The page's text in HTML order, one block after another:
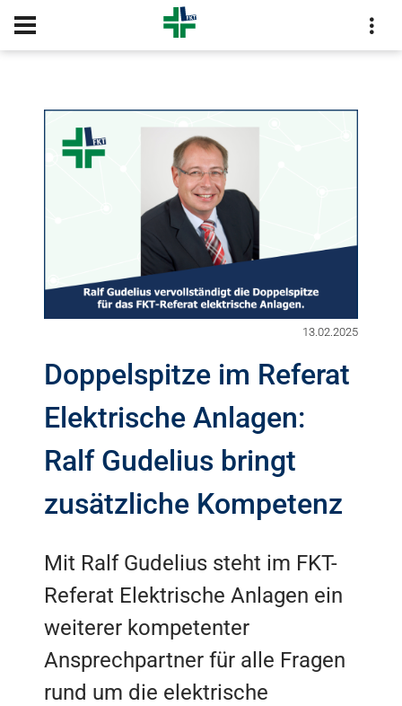
KONTAKT
13.02.2025
Doppelspitze im Referat
Elektrische Anlagen:
Ralf Gudelius bringt
zusätzliche Kompetenz
Mit Ralf Gudelius steht im FKT-
Referat Elektrische Anlagen ein
weiterer kompetenter
Ansprechpartner für alle Fragen
rund um die elektrische